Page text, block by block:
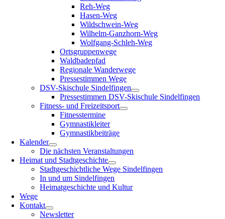
Reh-Weg
Hasen-Weg
Wildschwein-Weg
Wilhelm-Ganzhorn-Weg
Wolfgang-Schleh-Weg
Ortsgruppenwege
Waldbadepfad
Regionale Wanderwege
Pressestimmen Wege
DSV-Skischule Sindelfingen
Pressestimmen DSV-Skischule Sindelfingen
Fitness- und Freizeitsport
Fitnesstermine
Gymnastikleiter
Gymnastikbeiträge
Kalender
Die nächsten Veranstaltungen
Heimat und Stadtgeschichte
Stadtgeschichtliche Wege Sindelfingen
In und um Sindelfingen
Heimatgeschichte und Kultur
Wege
Kontakt
Newsletter